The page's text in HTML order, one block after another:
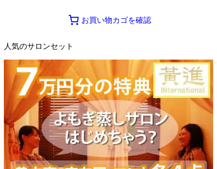
お買い物カゴを確認
人気のサロンセット